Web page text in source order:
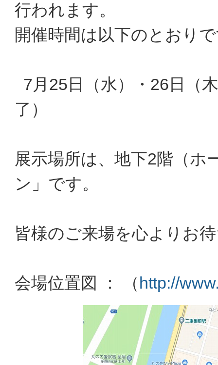
行われます。
開催時間は以下のとおり
7月25日（水）・26日（
了）
展示場所は、地下2階（ホ
ン」です。
皆様のご来場を心よりお
会場位置図 ： （http://